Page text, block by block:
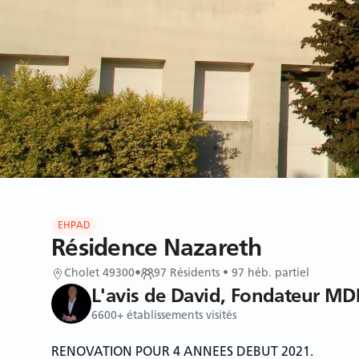
EHPAD
Résidence Nazareth
Cholet 49300• 97 Résidents • 97 héb. partiel
L'avis de David, Fondateur
6600+ établissements visités
RENOVATION POUR 4 ANNEES DEBUT 2021.